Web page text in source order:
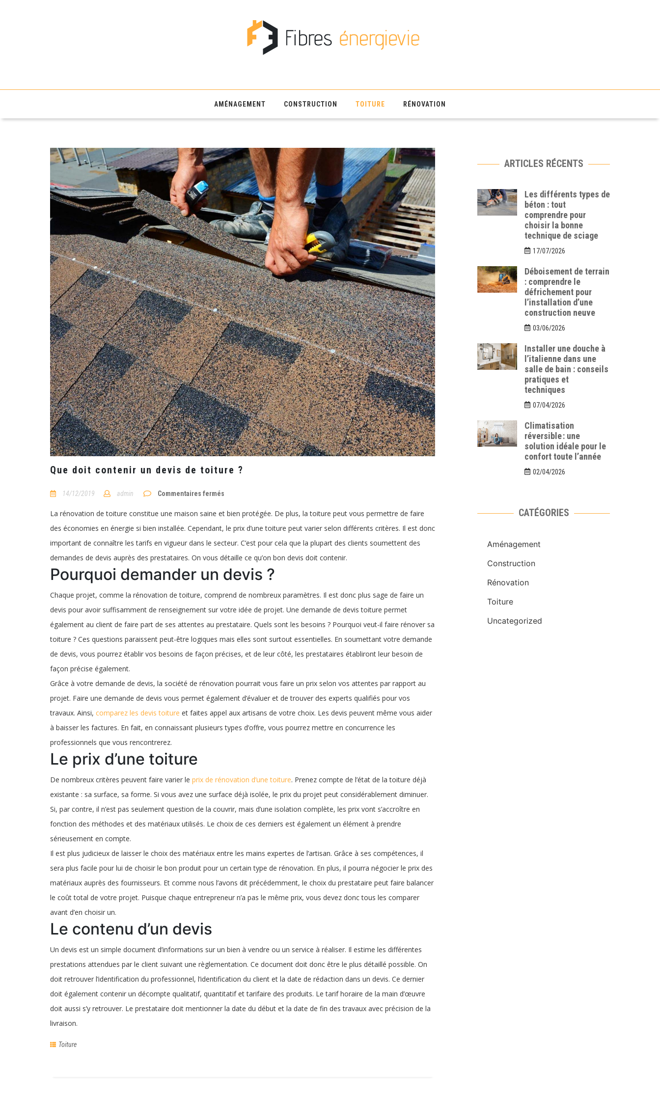
AMÉNAGEMENT CONSTRUCTION TOITURE RÉNOVATION
Que doit contenir un devis de toiture ?
14/12/2019 admin Commentaires fermés
contenir
devis
toiture
?
La rénovation de toiture constitue une maison saine et bien protégée. De plus, la toiture peut vous permettre de faire
des économies en énergie si bien installée. Cependant, le prix d’une toiture peut varier selon différents critères. Il est donc
important de connaître les tarifs en vigueur dans le secteur. C’est pour cela que la plupart des clients soumettent des
demandes de devis auprès des prestataires. On vous détaille ce qu’on bon devis doit contenir.
Pourquoi demander un devis ?
Chaque projet, comme la rénovation de toiture, comprend de nombreux paramètres. Il est donc plus sage de faire un
devis pour avoir suffisamment de renseignement sur votre idée de projet. Une demande de devis toiture permet
également au client de faire part de ses attentes au prestataire. Quels sont les besoins ? Pourquoi veut-il faire rénover sa
toiture ? Ces questions paraissent peut-être logiques mais elles sont surtout essentielles. En soumettant votre demande
de devis, vous pourrez établir vos besoins de façon précises, et de leur côté, les prestataires établiront leur besoin de
façon précise également.
Grâce à votre demande de devis, la société de rénovation pourrait vous faire un prix selon vos attentes par rapport au
projet. Faire une demande de devis vous permet également d’évaluer et de trouver des experts qualifiés pour vos
travaux. Ainsi, comparez les devis toiture et faites appel aux artisans de votre choix. Les devis peuvent même vous aider
à baisser les factures. En fait, en connaissant plusieurs types d’offre, vous pourrez mettre en concurrence les
professionnels que vous rencontrerez.
Le prix d’une toiture
De nombreux critères peuvent faire varier le prix de rénovation d’une toiture. Prenez compte de l’état de la toiture déjà
existante : sa surface, sa forme. Si vous avez une surface déjà isolée, le prix du projet peut considérablement diminuer.
Si, par contre, il n’est pas seulement question de la couvrir, mais d’une isolation complète, les prix vont s’accroître en
fonction des méthodes et des matériaux utilisés. Le choix de ces derniers est également un élément à prendre
sérieusement en compte.
Il est plus judicieux de laisser le choix des matériaux entre les mains expertes de l’artisan. Grâce à ses compétences, il
sera plus facile pour lui de choisir le bon produit pour un certain type de rénovation. En plus, il pourra négocier le prix des
matériaux auprès des fournisseurs. Et comme nous l’avons dit précédemment, le choix du prestataire peut faire balancer
le coût total de votre projet. Puisque chaque entrepreneur n’a pas le même prix, vous devez donc tous les comparer
avant d’en choisir un.
Le contenu d’un devis
Un devis est un simple document d’informations sur un bien à vendre ou un service à réaliser. Il estime les différentes
prestations attendues par le client suivant une règlementation. Ce document doit donc être le plus détaillé possible. On
doit retrouver l’identification du professionnel, l’identification du client et la date de rédaction dans un devis. Ce dernier
doit également contenir un décompte qualitatif, quantitatif et tarifaire des produits. Le tarif horaire de la main d’œuvre
doit aussi s’y retrouver. Le prestataire doit mentionner la date du début et la date de fin des travaux avec précision de la
livraison.
Toiture
ARTICLES RÉCENTS
Les différents types de
béton : tout
comprendre pour
choisir la bonne
technique de sciage
17/07/2026
Déboisement de terrain
: comprendre le
défrichement pour
l’installation d’une
construction neuve
03/06/2026
Installer une douche à
l’italienne dans une
salle de bain : conseils
pratiques et
techniques
07/04/2026
Climatisation
réversible : une
solution idéale pour le
confort toute l’année
02/04/2026
CATÉGORIES
Aménagement
Construction
Rénovation
Toiture
Uncategorized